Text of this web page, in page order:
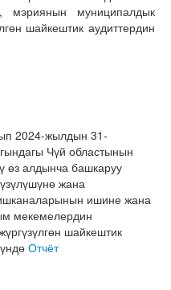
муниципалдык
шайкештик аудиттердин
2024-жылдын 31-
Чүй областынын
өз алдынча башкаруу
жана
ишине жана
мекемелердин
шайкештик
Отчёт